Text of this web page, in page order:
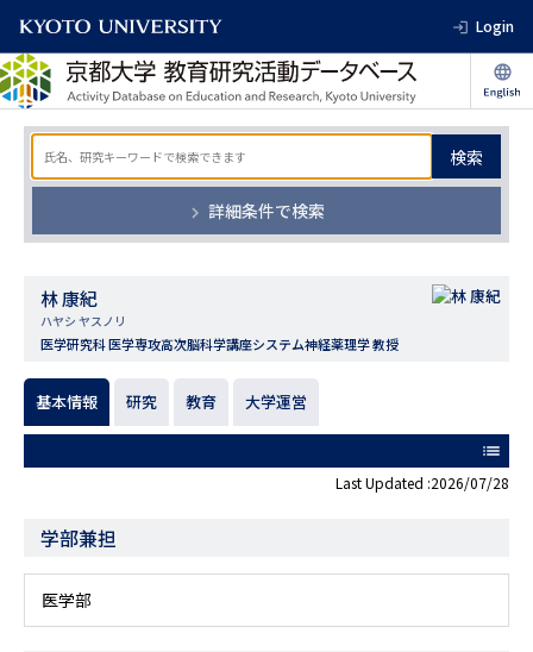
Login
検索
詳細条件で検索
林 康紀
ハヤシ ヤスノリ
医学研究科 医学専攻高次脳科学講座システム神経薬理学 教授
基本情報 研究 教育 大学運営
list
Last Updated :2026/07/28
学部兼担
医学部